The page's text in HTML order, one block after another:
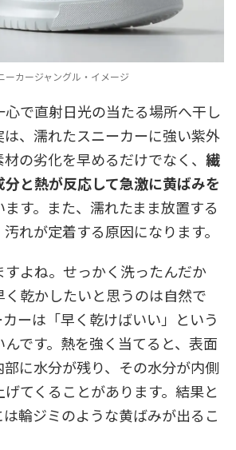
ーカージャングル・イメージ
で直射日光の当たる場所へ干し
、濡れたスニーカーに強い紫外
の劣化を早めるだけでなく、 繊
と熱が反応して急激に黄ばみを
ます。また、濡れたまま放置する
れが定着する原因になります。
すよね。せっかく洗ったんだか
く乾かしたいと思うのは自然で
ーは「早く乾けばいい」という
です。熱を強く当てると、表面
に水分が残り、その水分が内側
てくることがあります。結果と
は輪ジミのような黄ばみが出るこ